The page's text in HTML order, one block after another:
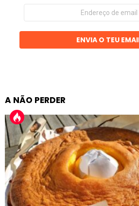
Endereço
email
ENVIA O TEU
A NÃO PERDER